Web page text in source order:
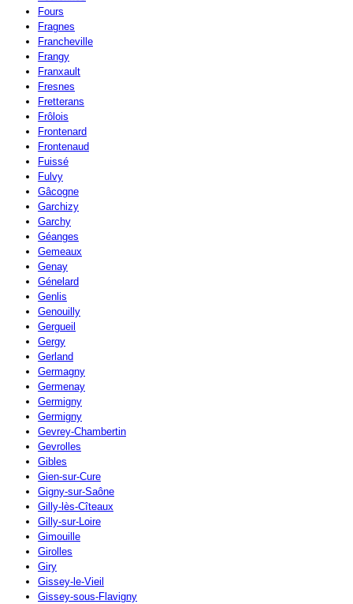
Fours
Fragnes
Francheville
Frangy
Franxault
Fresnes
Fretterans
Frôlois
Frontenard
Frontenaud
Fuissé
Fulvy
Gâcogne
Garchizy
Garchy
Géanges
Gemeaux
Genay
Génelard
Genlis
Genouilly
Gergueil
Gergy
Gerland
Germagny
Germenay
Germigny
Germigny
Gevrey-Chambertin
Gevrolles
Gibles
Gien-sur-Cure
Gigny-sur-Saône
Gilly-lès-Cîteaux
Gilly-sur-Loire
Gimouille
Girolles
Giry
Gissey-le-Vieil
Gissey-sous-Flavigny